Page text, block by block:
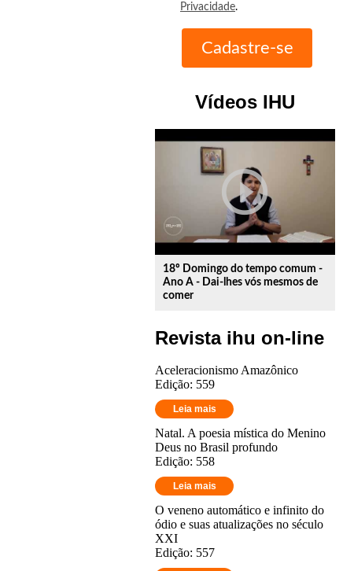
Privacidade.
Vídeos IHU
play_circle_outline
18º Domingo do tempo comum -
Ano A - Dai-lhes vós mesmos de
comer
Revista ihu on-line
Aceleracionismo Amazônico
Edição: 559
Leia mais
Natal. A poesia mística do Menino
Deus no Brasil profundo
Edição: 558
Leia mais
O veneno automático e infinito do
ódio e suas atualizações no século
XXI
Edição: 557